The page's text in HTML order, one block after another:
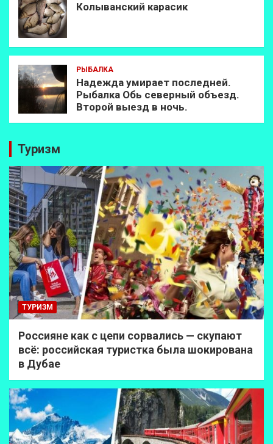
Колыванский карасик
РЫБАЛКА
Надежда умирает последней.
Рыбалка Обь северный объезд.
Второй выезд в ночь.
Туризм
ТУРИЗМ
Россияне как с цепи сорвались — скупают
всё: российская туристка была шокирована
в Дубае